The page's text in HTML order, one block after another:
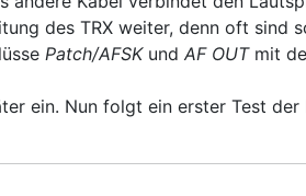
des TRX weiter, denn oft sind
Patch/AFSK und AF OUTmit
ein. Nun folgt ein erster Test der